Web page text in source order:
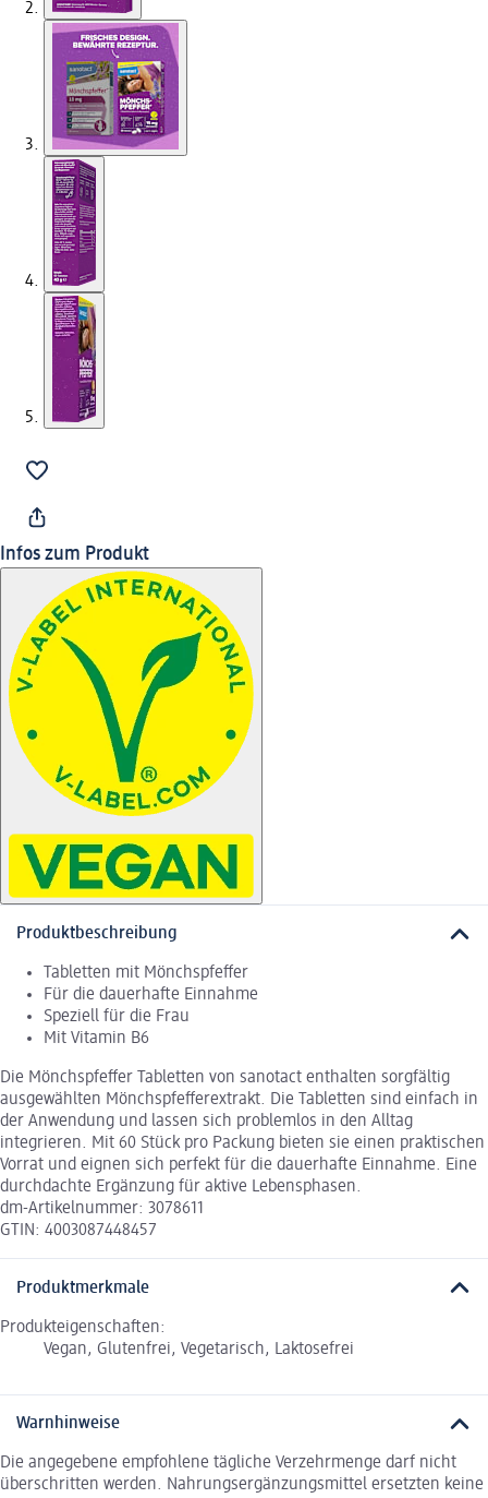
Infos zum Produkt
Produktbeschreibung
Tabletten mit Mönchspfeffer
Für die dauerhafte Einnahme
Speziell für die Frau
Mit Vitamin B6
Die Mönchspfeffer Tabletten von sanotact enthalten sorgfältig
ausgewählten Mönchspfefferextrakt. Die Tabletten sind einfach in
der Anwendung und lassen sich problemlos in den Alltag
integrieren. Mit 60 Stück pro Packung bieten sie einen praktischen
Vorrat und eignen sich perfekt für die dauerhafte Einnahme. Eine
durchdachte Ergänzung für aktive Lebensphasen.
dm-Artikelnummer: 3078611
GTIN: 4003087448457
Produktmerkmale
Produkteigenschaften:
Vegan, Glutenfrei, Vegetarisch, Laktosefrei
Warnhinweise
Die angegebene empfohlene tägliche Verzehrmenge darf nicht
überschritten werden. Nahrungsergänzungsmittel ersetzten keine